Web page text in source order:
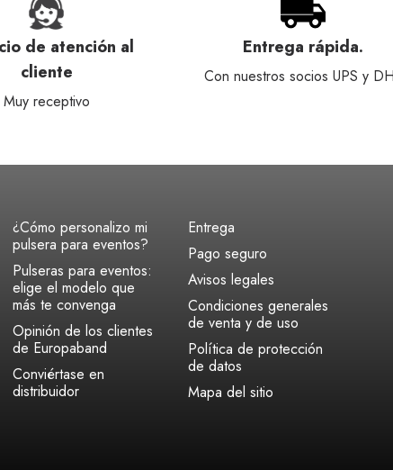
de atención al
cliente
Muy receptivo
Entrega rápida.
Con nuestros socios UPS y
¿Cómo personalizo mi
pulsera para eventos?
Pulseras para eventos:
elige el modelo que
más te convenga
Opinión de los clientes
de Europaband
Conviértase en
distribuidor
Entrega
Pago seguro
Avisos legales
Condiciones generales
de venta y de uso
Política de protección
de datos
Mapa del sitio